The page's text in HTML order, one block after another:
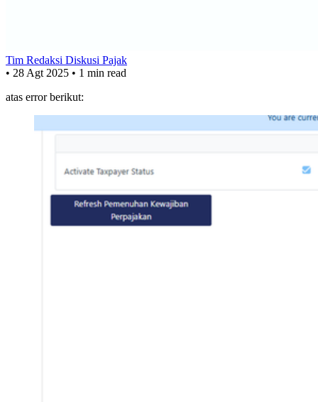
Tim Redaksi Diskusi Pajak
• 28 Agt 2025 • 1 min read
atas error berikut: